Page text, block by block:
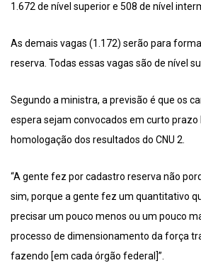
1.672 de nível superior e 508 de nível
As demais vagas (1.172) serão para
reserva. Todas essas vagas são de nível
Segundo a ministra, a previsão é que os
espera sejam convocados em curto prazo
homologação dos resultados do CNU 2.
“A gente fez por cadastro reserva não
sim, porque a gente fez um quantitativo
precisar um pouco menos ou um pouco
processo de dimensionamento da força
fazendo [em cada órgão federal]”.